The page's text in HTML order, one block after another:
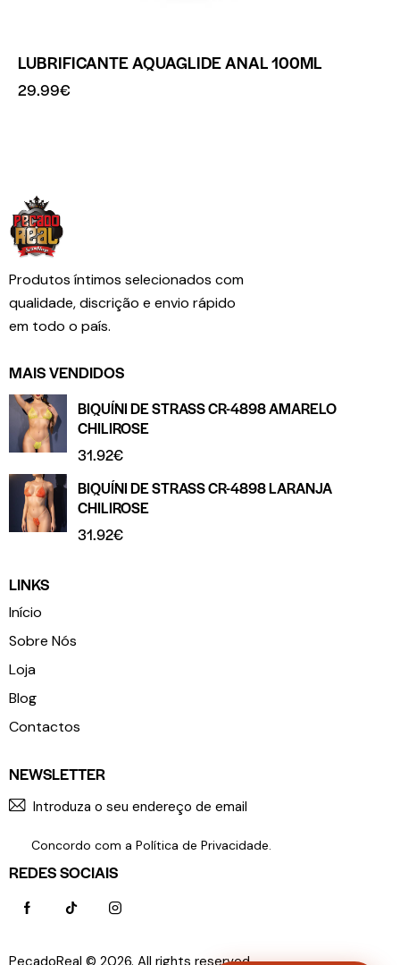
LUBRIFICANTE AQUAGLIDE ANAL 100ML
29.99€
Produtos íntimos selecionados com
qualidade, discrição e envio rápido
em todo o país.
MAIS VENDIDOS
BIQUÍNI DE STRASS CR-4898 AMARELO
CHILIROSE
31.92€
BIQUÍNI DE STRASS CR-4898 LARANJA
CHILIROSE
31.92€
LINKS
Início
Sobre Nós
Loja
Blog
Contactos
NEWSLETTER
Concordo com a Política de Privacidade.
REDES SOCIAIS
PecadoReal © 2026. All rights reserved.